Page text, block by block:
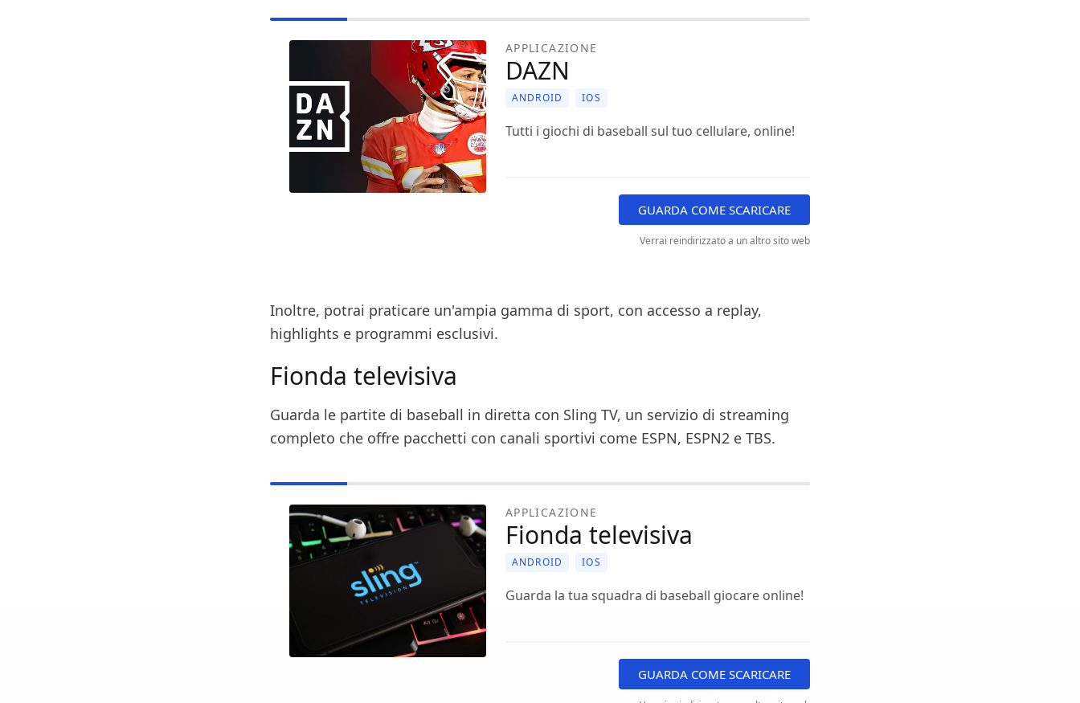
APPLICAZIONE
DAZN
ANDROID IOS
Tutti i giochi di baseball sul tuo cellulare, online!
GUARDA COME SCARICARE
Verrai reindirizzato a un altro sito web
Inoltre, potrai praticare un'ampia gamma di sport, con accesso a replay,
highlights e programmi esclusivi.
Fionda televisiva
Guarda le partite di baseball in diretta con Sling TV, un servizio di streaming
completo che offre pacchetti con canali sportivi come ESPN, ESPN2 e TBS.
APPLICAZIONE
Fionda televisiva
ANDROID IOS
Guarda la tua squadra di baseball giocare online!
GUARDA COME SCARICARE